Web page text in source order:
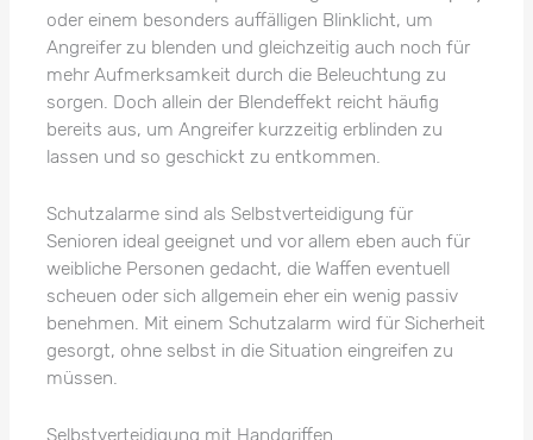
oder einem besonders auffälligen Blinklicht, um
Angreifer zu blenden und gleichzeitig auch noch für
mehr Aufmerksamkeit durch die Beleuchtung zu
sorgen. Doch allein der Blendeffekt reicht häufig
bereits aus, um Angreifer kurzzeitig erblinden zu
lassen und so geschickt zu entkommen.
Schutzalarme sind als Selbstverteidigung für
Senioren ideal geeignet und vor allem eben auch für
weibliche Personen gedacht, die Waffen eventuell
scheuen oder sich allgemein eher ein wenig passiv
benehmen. Mit einem Schutzalarm wird für Sicherheit
gesorgt, ohne selbst in die Situation eingreifen zu
müssen.
Selbstverteidigung mit Handgriffen